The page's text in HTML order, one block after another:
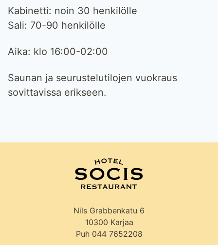
Kabinetti: noin 30 henkilölle
Sali: 70-90 henkilölle
Aika: klo 16:00-02:00
Saunan ja seurustelutilojen vuokraus
sovittavissa erikseen.
Nils Grabbenkatu 6
10300 Karjaa
Puh 044 7652208